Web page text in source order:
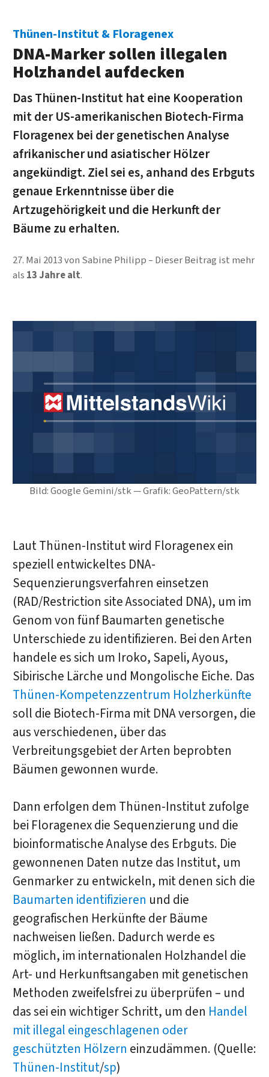
Bild: Google Gemini/stk — Grafik: GeoPattern/stk
Thünen-Institut & Floragenex
DNA-Marker sollen illegalen
Holzhandel aufdecken
Das Thünen-Institut hat eine Kooperation
mit der US-amerikanischen Biotech-Firma
Floragenex bei der genetischen Analyse
afrikanischer und asiatischer Hölzer
angekündigt. Ziel sei es, anhand des Erbguts
genaue Erkenntnisse über die
Artzugehörigkeit und die Herkunft der
Bäume zu erhalten.
27. Mai 2013von Sabine Philipp
Dieser Beitrag ist mehr
als 13 Jahre alt.
Laut Thünen-Institut wird Floragenex ein
speziell entwickeltes DNA-
Sequenzierungsverfahren einsetzen
(RAD/Restriction site Associated DNA), um im
Genom von fünf Baumarten genetische
Unterschiede zu identifizieren. Bei den Arten
handele es sich um Iroko, Sapeli, Ayous,
Sibirische Lärche und Mongolische Eiche. Das
Thünen-Kompetenzzentrum Holzherkünfte
soll die Biotech-Firma mit DNA versorgen, die
aus verschiedenen, über das
Verbreitungsgebiet der Arten beprobten
Bäumen gewonnen wurde.
Dann erfolgen dem Thünen-Institut zufolge
bei Floragenex die Sequenzierung und die
bioinformatische Analyse des Erbguts. Die
gewonnenen Daten nutze das Institut, um
Genmarker zu entwickeln, mit denen sich die
Baumarten identifizieren und die
geografischen Herkünfte der Bäume
nachweisen ließen. Dadurch werde es
möglich, im internationalen Holzhandel die
Art- und Herkunftsangaben mit genetischen
Methoden zweifelsfrei zu überprüfen – und
das sei ein wichtiger Schritt, um den Handel
mit illegal eingeschlagenen oder
geschützten Hölzern einzudämmen. (Quelle:
Thünen-Institut/sp)